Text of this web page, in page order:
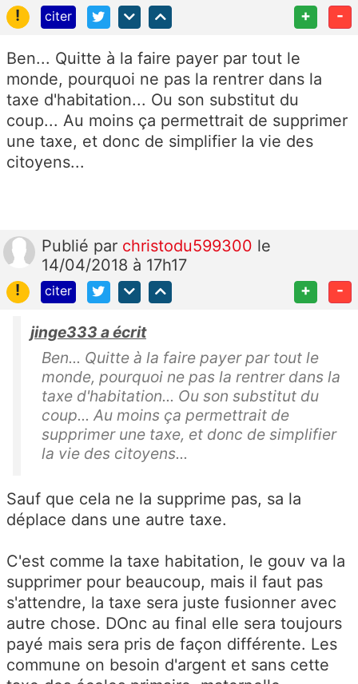
!
citer + -
Ben... Quitte à la faire payer par tout le
monde, pourquoi ne pas la rentrer dans la
taxe d'habitation... Ou son substitut du
coup... Au moins ça permettrait de supprimer
une taxe, et donc de simplifier la vie des
citoyens...
Publié par christodu599300 le
14/04/2018 à 17h17
!
citer + -
jinge333 a écrit
Ben... Quitte à la faire payer par tout le
monde, pourquoi ne pas la rentrer dans la
taxe d'habitation... Ou son substitut du
coup... Au moins ça permettrait de
supprimer une taxe, et donc de simplifier
la vie des citoyens...
Sauf que cela ne la supprime pas, sa la
déplace dans une autre taxe.
C'est comme la taxe habitation, le gouv va la
supprimer pour beaucoup, mais il faut pas
s'attendre, la taxe sera juste fusionner avec
autre chose. DOnc au final elle sera toujours
payé mais sera pris de façon différente. Les
commune on besoin d'argent et sans cette